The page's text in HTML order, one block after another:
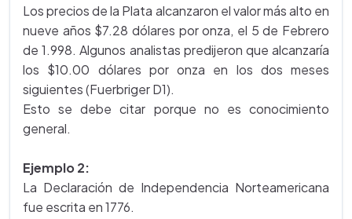
Los precios de la Plata alcanzaron el valor más alto en
nueve años $7.28 dólares por onza, el 5 de Febrero
de 1.998. Algunos analistas predijeron que alcanzaría
los $10.00 dólares por onza en los dos meses
siguientes (Fuerbriger D1).
Esto se debe citar porque no es conocimiento
general.
Ejemplo 2:
La Declaración de Independencia Norteamericana
fue escrita en 1776.